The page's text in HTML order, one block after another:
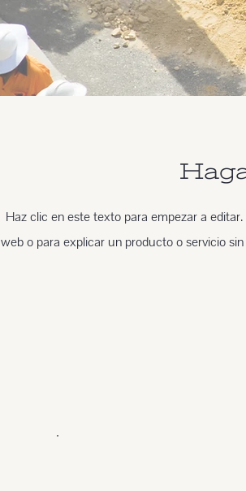
Haz clic en este texto para empezar a
web o para explicar un producto o servicio